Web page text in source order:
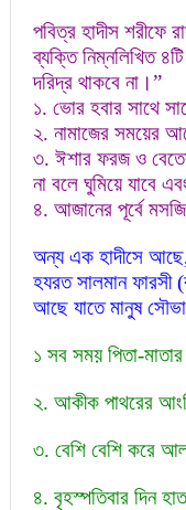
পবিত্র হাদীস শরীফে
ব্যক্তি নিম্নলিখিত
দরিদ্র থাকবে না।”
১. ভোর হবার সাথে
২. নামাজের সময়ের
৩. ঈশার ফরজ ও
না বলে ঘুমিয়ে যাবে
৪. আজানের পূর্বে
অন্য এক হাদীসে
হযরত সালমান ফারসী
আছে যাতে মানুষ
১ সব সময় পিতা-মাতার
২. আকীক পাথরের
৩. বেশি বেশি করে
৪. বৃহস্পতিবার দিন